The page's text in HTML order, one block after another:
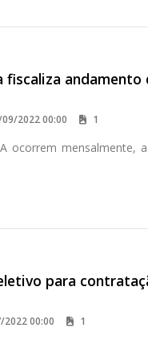
fiscaliza andamento
2022 00:00 1
ocorrem mensalmente,
para
2022 00:00 1